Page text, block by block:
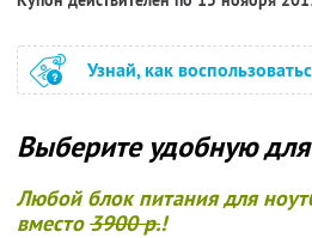
Узнай, как
Выберите удобную для
Любой блок питания для
вместо3900 р.!